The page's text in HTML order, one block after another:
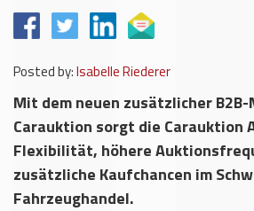
Posted by:Isabelle Riederer
Mit dem neuen zusätzlicher
Carauktion sorgt die Carauktion
Flexibilität, höhere
zusätzliche Kaufchancen im
Fahrzeughandel.